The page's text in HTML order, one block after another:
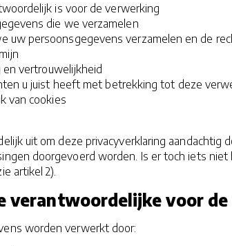
is voor de verwerking
die we verzamelen
uw persoonsgegevens verzamelen en de
en vertrouwelijkheid
u juist heeft met betrekking tot deze
van cookies
uit om deze privacyverklaring
doorgevoerd worden. Is er toch iets
artikel 2).
verantwoordelijke voor
worden verwerkt door: